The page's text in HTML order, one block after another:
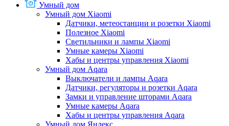
Умный дом
Умный дом Xiaomi
Датчики, метеостанции и розетки Xiaomi
Полезное Xiaomi
Светильники и лампы Xiaomi
Умные камеры Xiaomi
Хабы и центры управления Xiaomi
Умный дом Aqara
Выключатели и лампы Aqara
Датчики, регуляторы и розетки Aqara
Замки и управление шторами Aqara
Умные камеры Aqara
Хабы и центры управления Aqara
Умный дом Яндекс